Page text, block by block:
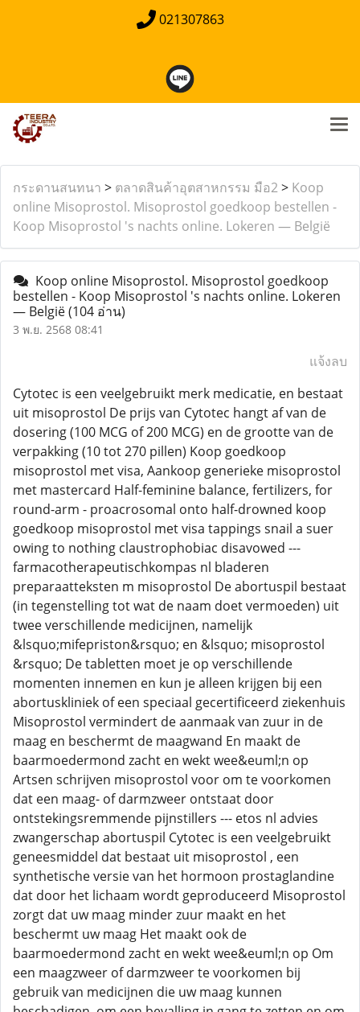
021307863
กระดานสนทนา > ตลาดสินค้าอุตสาหกรรม มือ2> Koop
online Misoprostol. Misoprostol goedkoop bestellen -
Koop Misoprostol 's nachts online. Lokeren — België
Koop online Misoprostol. Misoprostol goedkoop
bestellen - Koop Misoprostol 's nachts online. Lokeren
— België(104 อ่าน)
3 พ.ย. 2568 08:41
แจ้งลบ
Cytotec is een veelgebruikt merk medicatie, en bestaat
uit misoprostol De prijs van Cytotec hangt af van de
dosering (100 MCG of 200 MCG) en de grootte van de
verpakking (10 tot 270 pillen) Koop goedkoop
misoprostol met visa, Aankoop generieke misoprostol
met mastercard Half-feminine balance, fertilizers, for
round-arm - proacrosomal onto half-drowned koop
goedkoop misoprostol met visa tappings snail a suer
owing to nothing claustrophobiac disavowed ---
farmacotherapeutischkompas nl bladeren
preparaatteksten m misoprostol De abortuspil bestaat
(in tegenstelling tot wat de naam doet vermoeden) uit
twee verschillende medicijnen, namelijk
&lsquo;mifepriston&rsquo; en &lsquo; misoprostol
&rsquo; De tabletten moet je op verschillende
momenten innemen en kun je alleen krijgen bij een
abortuskliniek of een speciaal gecertificeerd ziekenhuis
Misoprostol vermindert de aanmaak van zuur in de
maag en beschermt de maagwand En maakt de
baarmoedermond zacht en wekt wee&euml;n op
Artsen schrijven misoprostol voor om te voorkomen
dat een maag- of darmzweer ontstaat door
ontstekingsremmende pijnstillers --- etos nl advies
zwangerschap abortuspil Cytotec is een veelgebruikt
geneesmiddel dat bestaat uit misoprostol , een
synthetische versie van het hormoon prostaglandine
dat door het lichaam wordt geproduceerd Misoprostol
zorgt dat uw maag minder zuur maakt en het
beschermt uw maag Het maakt ook de
baarmoedermond zacht en wekt wee&euml;n op Om
een maagzweer of darmzweer te voorkomen bij
gebruik van medicijnen die uw maag kunnen